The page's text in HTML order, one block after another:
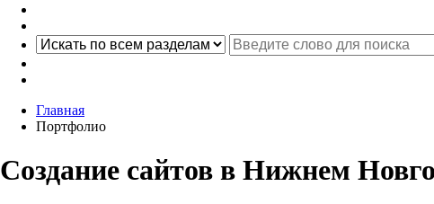
Главная
Портфолио
Создание сайтов в Нижнем